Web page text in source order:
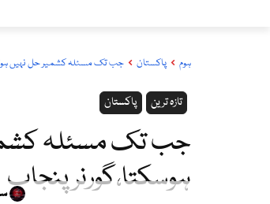
ہوم پاکستان جب تک مسئلہ کشمیر حل نہیں
پاکستان تازہ ترین
جب تک مسئلہ
ہوسکتا،گورنر پنجاب